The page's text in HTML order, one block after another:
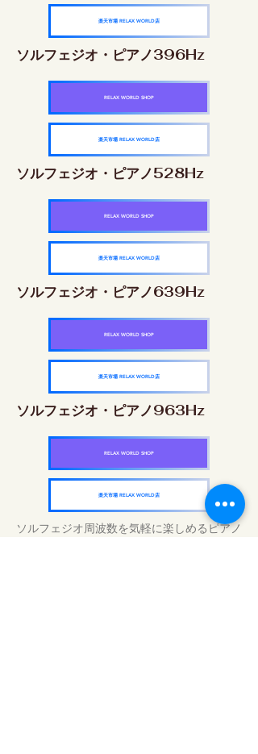
楽天市場 RELAX WORLD店
ソルフェジオ・ピアノ396Hz
RELAX WORLD SHOP
楽天市場 RELAX WORLD店
ソルフェジオ・ピアノ528Hz
RELAX WORLD SHOP
楽天市場 RELAX WORLD店
ソルフェジオ・ピアノ639Hz
RELAX WORLD SHOP
楽天市場 RELAX WORLD店
ソルフェジオ・ピアノ963Hz
RELAX WORLD SHOP
楽天市場 RELAX WORLD店
ソルフェジオ周波数を気軽に楽しめるピアノ